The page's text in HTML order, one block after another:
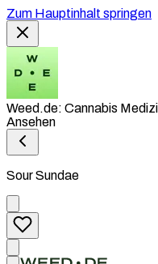
Zum Hauptinhalt springen
Weed.de: Cannabis
Ansehen
Sour Sundae